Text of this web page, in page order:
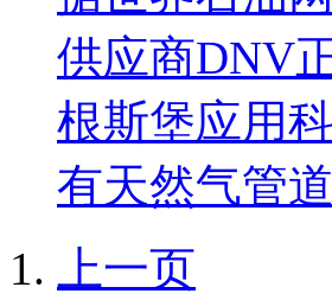
供应商DNV
根斯堡应用
有天然气管
上一页